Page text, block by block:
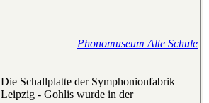
Phonomuseum Alte Schule
Die Schallplatte der Symphonionfabrik
Leipzig - Gohlis wurde in der